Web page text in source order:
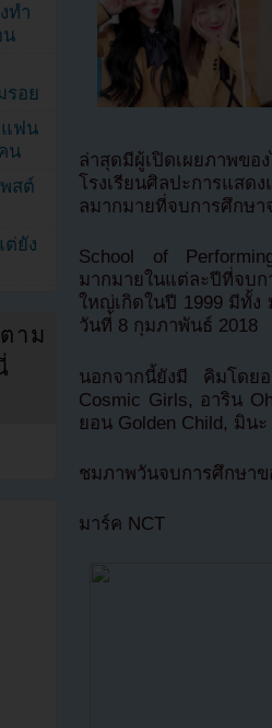
ล่าสุดมีผู้เปิดเผยภาพขอ
โรงเรียนศิลปะการแสด
ลมากมายที่จบการศึกษ
School of
มากมายในแต่ละปีที่จบ
ใหญ่เกิดในปี 1999 มีทั้ง
วันที่ 8 กุมภาพันธ์ 2018
นอกจากนี้ยังมี คิมโดย
Cosmic Girls, อาริน
ยอน Golden Child, มิน
ชมภาพวันจบการศึกษาข
มาร์ค NCT
ทำ
น
รอย
แฟน
น
สต์
ยัง
าม